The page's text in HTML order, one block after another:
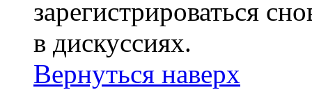
зарегистрироваться
в дискуссиях.
Вернуться наверх